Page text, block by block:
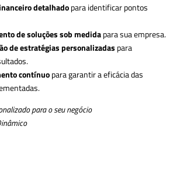
detalhadopara identificar pontos
de soluções sob medidapara sua empresa.
de estratégias personalizadas para
contínuopara garantir a eficácia das
para o seu negócio